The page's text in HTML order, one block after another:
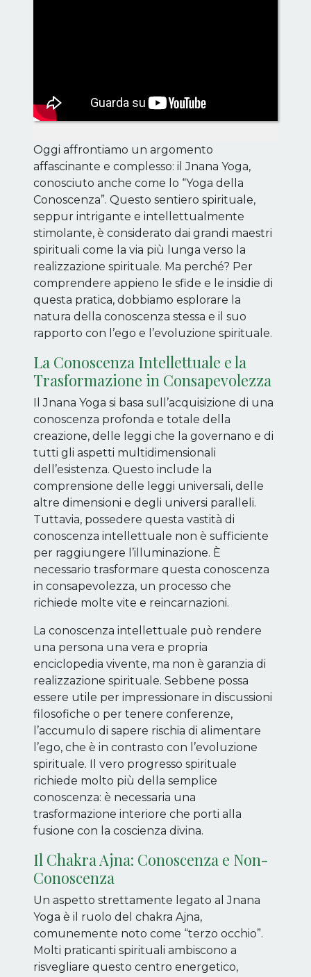
Oggi affrontiamo un argomento
affascinante e complesso: il Jnana Yoga,
conosciuto anche come lo “Yoga della
Conoscenza”. Questo sentiero spirituale,
seppur intrigante e intellettualmente
stimolante, è considerato dai grandi maestri
spirituali come la via più lunga verso la
realizzazione spirituale. Ma perché? Per
comprendere appieno le sfide e le insidie di
questa pratica, dobbiamo esplorare la
natura della conoscenza stessa e il suo
rapporto con l’ego e l’evoluzione spirituale.
La Conoscenza Intellettuale e la
Trasformazione in Consapevolezza
Il Jnana Yoga si basa sull’acquisizione di una
conoscenza profonda e totale della
creazione, delle leggi che la governano e di
tutti gli aspetti multidimensionali
dell’esistenza. Questo include la
comprensione delle leggi universali, delle
altre dimensioni e degli universi paralleli.
Tuttavia, possedere questa vastità di
conoscenza intellettuale non è sufficiente
per raggiungere l’illuminazione. È
necessario trasformare questa conoscenza
in consapevolezza, un processo che
richiede molte vite e reincarnazioni.
La conoscenza intellettuale può rendere
una persona una vera e propria
enciclopedia vivente, ma non è garanzia di
realizzazione spirituale. Sebbene possa
essere utile per impressionare in discussioni
filosofiche o per tenere conferenze,
l’accumulo di sapere rischia di alimentare
l’ego, che è in contrasto con l’evoluzione
spirituale. Il vero progresso spirituale
richiede molto più della semplice
conoscenza: è necessaria una
trasformazione interiore che porti alla
fusione con la coscienza divina.
Il Chakra Ajna: Conoscenza e Non-
Conoscenza
Un aspetto strettamente legato al Jnana
Yoga è il ruolo del chakra Ajna,
comunemente noto come “terzo occhio”.
Molti praticanti spirituali ambiscono a
risvegliare questo centro energetico,